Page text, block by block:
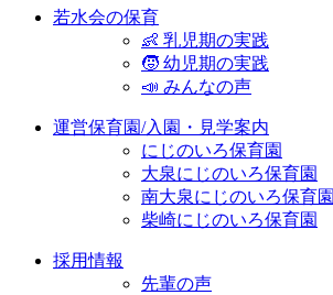
若水会の保育
👶 乳児期の実践
🧒 幼児期の実践
📣 みんなの声
運営保育園/入園・見学案内
にじのいろ保育園
大泉にじのいろ保育園
南大泉にじのいろ保育園
柴崎にじのいろ保育園
採用情報
先輩の声